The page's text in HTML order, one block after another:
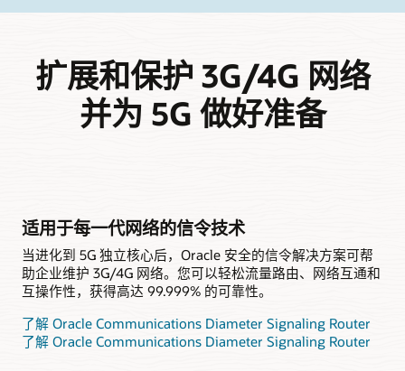
扩展和保护 3G/4G 网络
并为 5G 做好准备
适用于每一代网络的信令技术
当进化到 5G 独立核心后，Oracle 安全的信令解决方案可帮
助企业维护 3G/4G 网络。您可以轻松流量路由、网络互通和
互操作性，获得高达 99.999% 的可靠性。
了解 Oracle Communications Diameter Signaling Router
了解 Oracle Communications Diameter Signaling Router